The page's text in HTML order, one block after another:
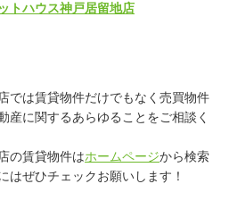
トハウス神戸居留地店
では賃貸物件だけでもなく売買物件
産に関するあらゆることをご相談く
の賃貸物件はホームページから検索
はぜひチェックお願いします！